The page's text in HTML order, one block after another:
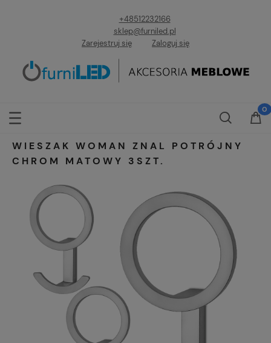
+48512232166
sklep@furniled.pl
Zarejestruj się
Zaloguj się
WIESZAK WOMAN ZNAL POTRÓJNY
CHROM MATOWY 3SZT.